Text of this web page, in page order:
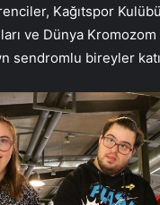
Kağıtspor
ve Dünya
sendromlu bireyler